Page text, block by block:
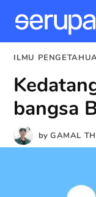
content
POSTED
ILMU
bangsa
by GAMAL